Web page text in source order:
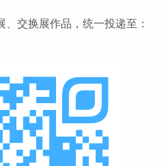
交换展作品，统一投递至：